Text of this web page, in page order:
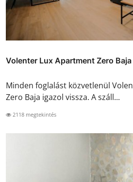
Volenter Lux Apartment Zero Baja
Minden foglalást közvetlenül
Zero Baja igazol vissza. A száll...
2118 megtekintés